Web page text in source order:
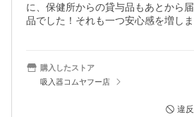
に、保健所からの貸与品もあとから
品でした！それも一つ安心感を増しま
購入したストア
吸入器コムヤフー店
違